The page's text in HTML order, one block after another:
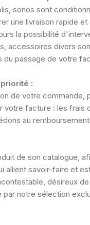
sonos sont
une livraison rapide et
la possibilité
divers
passage de votre
:
de votre
facture : les
au
de son catalogue,
savoir-faire et
désireux
notre sélection